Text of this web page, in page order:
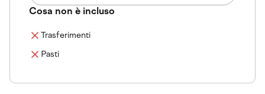
Cosa non è incluso
Trasferimenti
Pasti